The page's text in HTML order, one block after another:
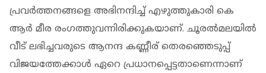
പ്രവർത്തനങ്ങളെ അഭിനന്ദിച്ച് എഴുത്തുകാരി കെ
ആർ മീര രംഗത്തുവന്നിരിക്കുകയാണ്. ചൂരൽമലയിൽ
വീട് ലഭിച്ചവരുടെ ആനന്ദ കണ്ണീര് തെരഞ്ഞെടുപ്പ്
വിജയത്തേക്കാൾ ഏറെ പ്രധാനപ്പെട്ടതാണെന്നാണ്